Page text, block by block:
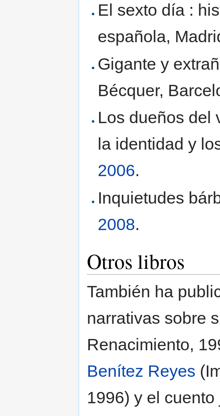
El sexto día :
española,
Gigante y
Bécquer,
Los dueños del
la identidad y
2006.
Inquietudes
2008.
Otros libros
También ha
narrativas sobre
Renacimiento,
Benítez Reyes
1996) y el